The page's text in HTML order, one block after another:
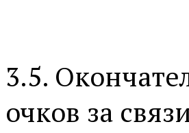
3.5.
очков за